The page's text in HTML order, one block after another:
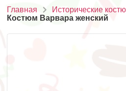
Главная Исторические
Костюм Варвара женский